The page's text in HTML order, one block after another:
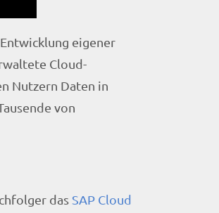
eigener
Cloud-
Nutzern Daten in
von
das SAP Cloud